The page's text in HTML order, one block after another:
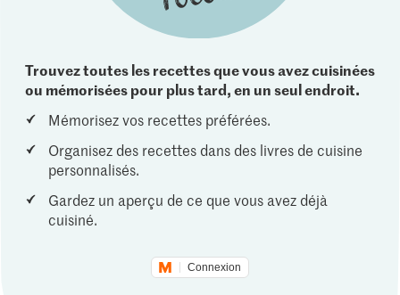
Trouvez toutes les recettes que vous avez cuisinées
ou mémorisées pour plus tard, en un seul endroit.
Mémorisez vos recettes préférées.
Organisez des recettes dans des livres de cuisine
personnalisés.
Gardez un aperçu de ce que vous avez déjà
cuisiné.
Connexion